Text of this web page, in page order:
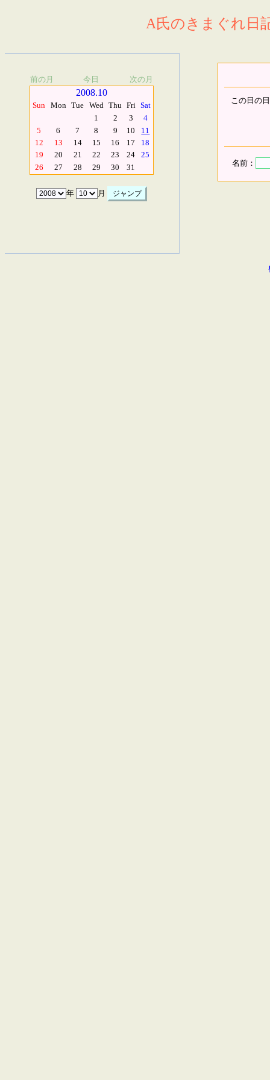
A氏のきまぐれ日
前の月 今日 次の月
2008.10
Sun Mon Tue Wed Thu Fri Sat
1
2 3
4
5
6 7 8 9 10
11
12
13 14 15 16 17
18
19
20 21 22 23 24
25
26
27 28 29 30 31
年 月
この日の
名前：